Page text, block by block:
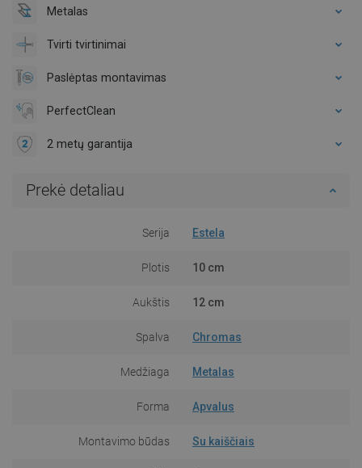
Metalas
Tvirti tvirtinimai
Paslėptas montavimas
PerfectClean
2 metų garantija
Prekė detaliau
Serija Estela
Plotis 10 cm
Aukštis 12 cm
Spalva Chromas
Medžiaga Metalas
Forma Apvalus
Montavimo būdas Su kaiščiais